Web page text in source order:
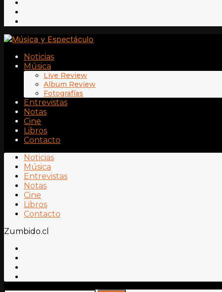
Noticias
Música
Live Review
Album Review
Fotografías
Entrevistas
Notas
Cine
Libros
Contacto
Noticias
Música
Entrevistas
Notas
Cine
Libros
Contacto
Zumbido.cl